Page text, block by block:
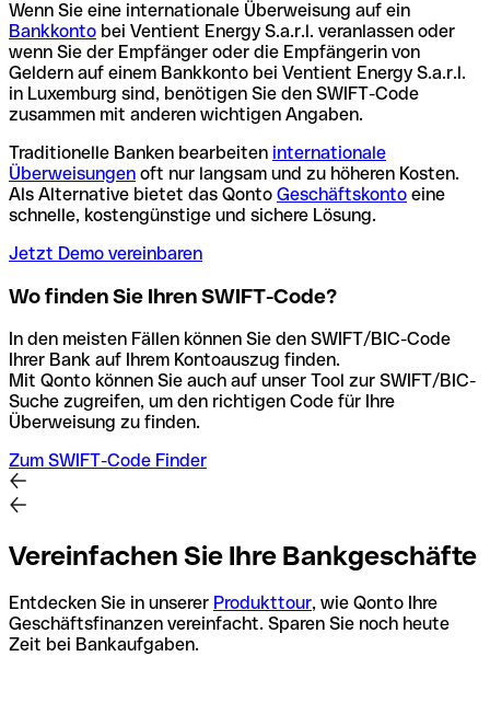
Wenn Sie eine internationale Überweisung auf ein
Bankkonto bei Ventient Energy S.a.r.l. veranlassen oder
wenn Sie der Empfänger oder die Empfängerin von
Geldern auf einem Bankkonto bei Ventient Energy S.a.r.l.
in Luxemburg sind, benötigen Sie den SWIFT-Code
zusammen mit anderen wichtigen Angaben.
Traditionelle Banken bearbeiten internationale
Überweisungen oft nur langsam und zu höheren Kosten.
Als Alternative bietet das Qonto Geschäftskonto eine
schnelle, kostengünstige und sichere Lösung.
Jetzt Demo vereinbaren
Wo finden Sie Ihren SWIFT-Code?
In den meisten Fällen können Sie den SWIFT/BIC-Code
Ihrer Bank auf Ihrem Kontoauszug finden.
Mit Qonto können Sie auch auf unser Tool zur SWIFT/BIC-
Suche zugreifen, um den richtigen Code für Ihre
Überweisung zu finden.
Zum SWIFT-Code Finder
Vereinfachen Sie Ihre Bankgeschäfte
Entdecken Sie in unserer Produkttour, wie Qonto Ihre
Geschäftsfinanzen vereinfacht. Sparen Sie noch heute
Zeit bei Bankaufgaben.